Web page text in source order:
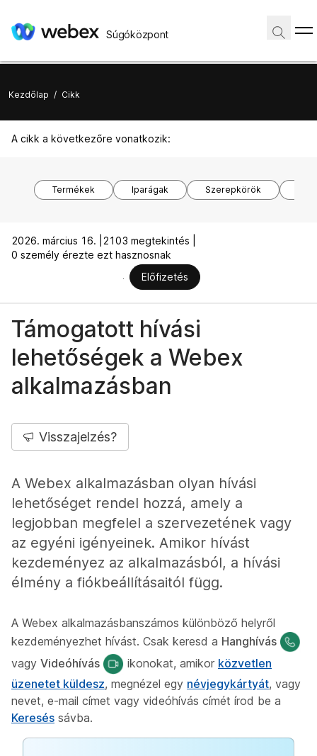
Súgóközpont
Kezdőlap / Cikk
A cikk a következőre vonatkozik:
Termékek Iparágak Szerepkörök
2026. március 16. |
2103 megtekintés |
0 személy érezte ezt hasznosnak
Előfizetés
Támogatott hívási
lehetőségek a Webex
alkalmazásban
Visszajelzés?
A Webex alkalmazásban olyan hívási
lehetőséget rendel hozzá, amely a
legjobban megfelel a szervezetének vagy
az egyéni igényeinek. Amikor hívást
kezdeményez az alkalmazásból, a hívási
élmény a fiókbeállításaitól függ.
A Webex alkalmazásbanszámos különböző helyről
kezdeményezhet hívást. Csak keresd a Hanghívás
vagy Videóhívás ikonokat, amikor közvetlen
üzenetet küldesz, megnézel egy névjegykártyát, vagy
nevet, e-mail címet vagy videóhívás címét írod be a
Keresés sávba.